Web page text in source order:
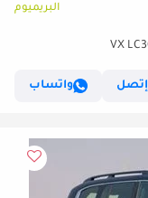
البريميوم
إتصل
واتساب